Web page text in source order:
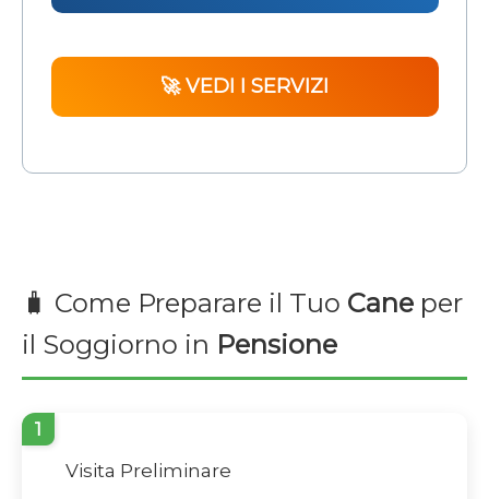
🚀 VEDI I SERVIZI
🧳 Come Preparare il Tuo Cane per
il Soggiorno in Pensione
1
Visita Preliminare